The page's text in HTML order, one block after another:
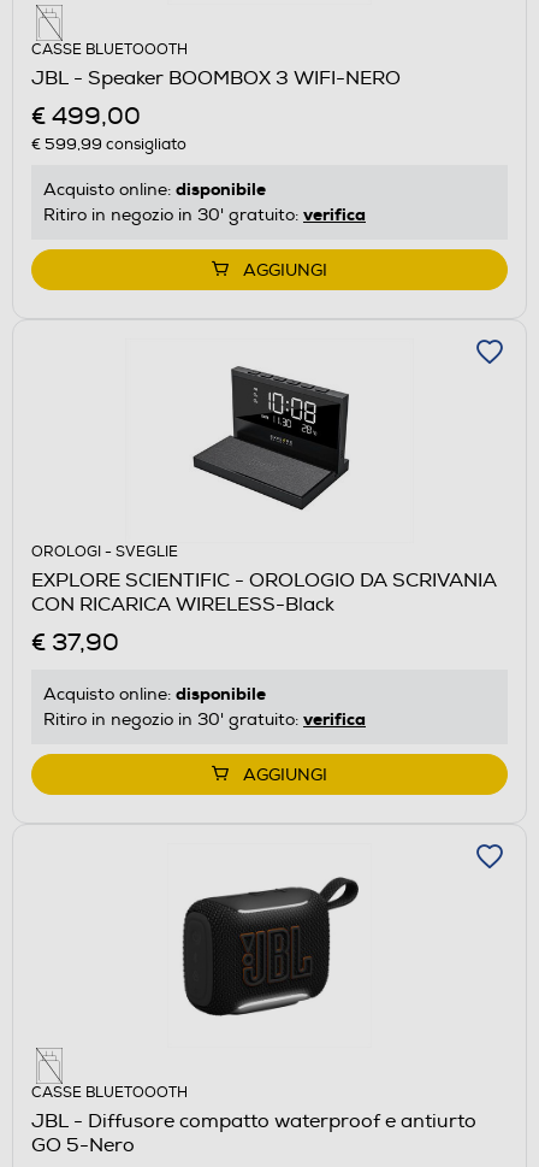
CASSE BLUETOOOTH
JBL - Speaker BOOMBOX 3 WIFI-NERO
€ 499,00
€ 599,99 consigliato
Acquisto online: disponibile
Ritiro in negozio in 30' gratuito: verifica
AGGIUNGI
OROLOGI - SVEGLIE
EXPLORE SCIENTIFIC - OROLOGIO DA SCRIVANIA
CON RICARICA WIRELESS-Black
€ 37,90
Acquisto online: disponibile
Ritiro in negozio in 30' gratuito: verifica
AGGIUNGI
CASSE BLUETOOOTH
JBL - Diffusore compatto waterproof e antiurto
GO 5-Nero